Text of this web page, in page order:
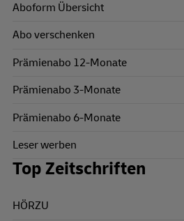
Aboform Übersicht
Abo verschenken
Prämienabo 12-Monate
Prämienabo 3-Monate
Prämienabo 6-Monate
Leser werben
Top Zeitschriften
HÖRZU